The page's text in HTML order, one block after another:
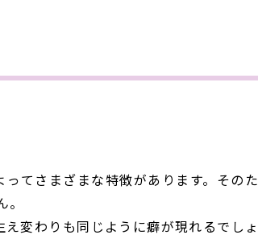
てさまざまな特徴があります。そのた
変わりも同じように癖が現れるでしょ